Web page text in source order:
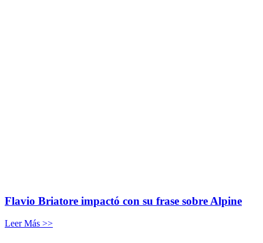
Flavio Briatore impactó con su frase sobre Alpine
Leer Más >>